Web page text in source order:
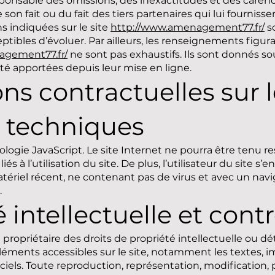
son fait ou du fait des tiers partenaires qui lui
indiquées sur le site http://www.amenagement77.fr/
d’évoluer. Par ailleurs, les renseignements
ne sont pas exhaustifs. Ils sont donnés
apportées depuis leur mise en ligne.
contractuelles sur
techniques
JavaScript. Le site Internet ne pourra être tenu
à l’utilisation du site. De plus, l’utilisateur du site
récent, ne contenant pas de virus et avec un
intellectuelle et
des droits de propriété intellectuelle ou
accessibles sur le site, notamment les textes,
Toute reproduction, représentation, modification,